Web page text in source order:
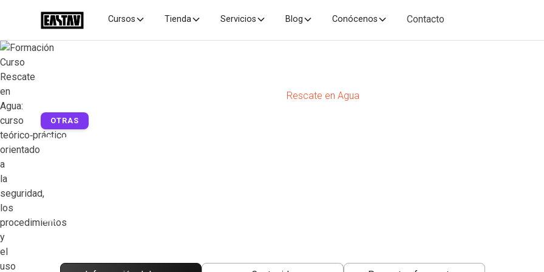
Cursos Tienda Servicios Blog Conócenos Contacto
Rescate en Agua
OTRAS
RESCATE EN AGUA
uso correcto del equipo.